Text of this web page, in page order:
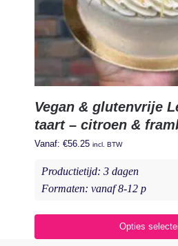
Vegan & glutenvrije
taart – citroen &
Vanaf: €56.25 incl. BTW
Productietijd: 3 dagen
Formaten: vanaf 8-12 p
Opties